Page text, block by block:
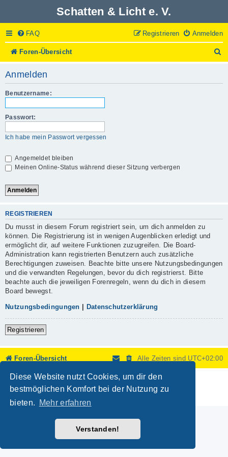
Diese Website nutzt Cookies, um dir den
bestmöglichen Komfort bei der Nutzung zu
bieten.
Mehr erfahren
Verstanden!
Schatten & Licht e. V.
FAQ Anmelden
Registrieren
Foren-Übersicht
u
Anmelden
Benutzername:
Passwort:
Ich habe mein Passwort vergessen
Angemeldet bleiben
Meinen Online-Status während dieser Sitzung verbergen
REGISTRIEREN
Du musst in diesem Forum registriert sein, um dich anmelden zu
können. Die Registrierung ist in wenigen Augenblicken erledigt und
ermöglicht dir, auf weitere Funktionen zuzugreifen. Die Board-
Administration kann registrierten Benutzern auch zusätzliche
Berechtigungen zuweisen. Beachte bitte unsere Nutzungsbedingungen
und die verwandten Regelungen, bevor du dich registrierst. Bitte
beachte auch die jeweiligen Forenregeln, wenn du dich in diesem
Board bewegst.
Nutzungsbedingungen Datenschutzerklärung
Registrieren
Foren-Übersicht Alle Zeiten sind UTC+02:00
Powered byphpBB® Forum Software © phpBB Limited
Deutsche Übersetzung durchphpBB.de